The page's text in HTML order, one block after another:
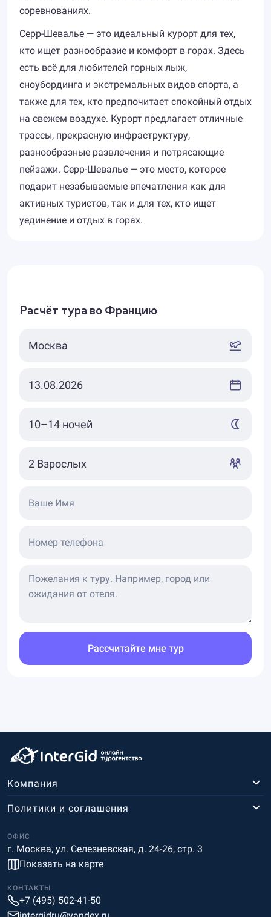
соревнованиях.
Серр-Шевалье — это идеальный курорт для тех,
кто ищет разнообразие и комфорт в горах. Здесь
есть всё для любителей горных лыж,
сноубординга и экстремальных видов спорта, а
также для тех, кто предпочитает спокойный отдых
на свежем воздухе. Курорт предлагает отличные
трассы, прекрасную инфраструктуру,
разнообразные развлечения и потрясающие
пейзажи. Серр-Шевалье — это место, которое
подарит незабываемые впечатления как для
активных туристов, так и для тех, кто ищет
уединение и отдых в горах.
Расчёт тура во Францию
Ваше Имя
Номер телефона
Рассчитайте мне тур
Компания
ОФИС
г. Москва, ул. Селезневская, д. 24-26, стр. 3
Показать на карте
Политики и соглашения
КОНТАКТЫ
+7 (495) 502-41-50